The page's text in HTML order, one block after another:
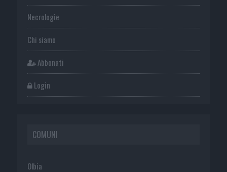
Necrologie
Chi siamo
Abbonati
Login
COMUNI
Olbia